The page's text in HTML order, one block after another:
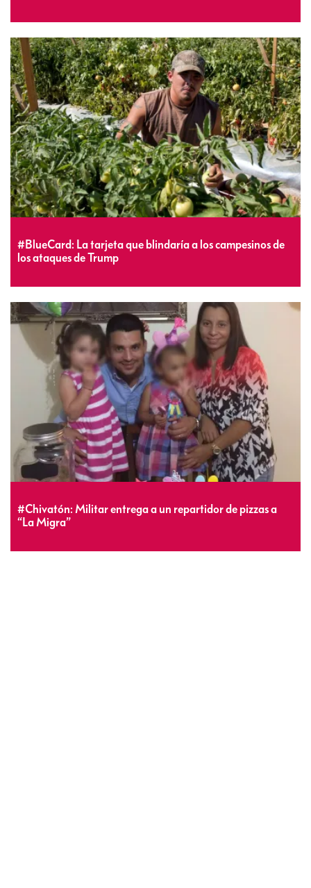
#BlueCard: La tarjeta que blindaría a los campesinos de
los ataques de Trump
#Chivatón: Militar entrega a un repartidor de pizzas a
“La Migra”